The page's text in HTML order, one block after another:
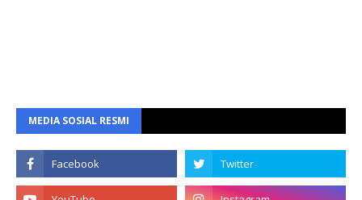
MEDIA SOSIAL RESMI